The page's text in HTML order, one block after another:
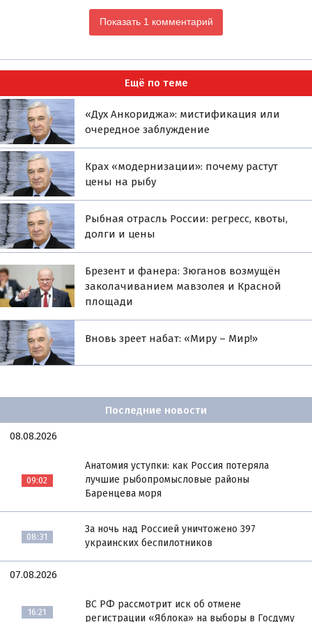
Показать 1 комментарий
Ещё по теме
«Дух Анкориджа»: мистификация или
очередное заблуждение
Крах «модернизации»: почему растут
цены на рыбу
Рыбная отрасль России: регресс, квоты,
долги и цены
Брезент и фанера: Зюганов возмущён
заколачиванием мавзолея и Красной
площади
Вновь зреет набат: «Миру – Мир!»
Последние новости
08.08.2026
09:02
Анатомия уступки: как Россия потеряла
лучшие рыбопромысловые районы
Баренцева моря
08:31
За ночь над Россией уничтожено 397
украинских беспилотников
07.08.2026
16:21
ВС РФ рассмотрит иск об отмене
регистрации «Яблока» на выборы в Госдуму